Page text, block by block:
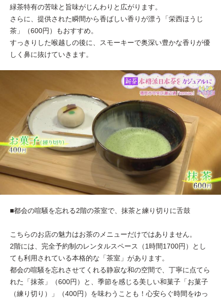
緑茶特有の苦味と旨味がじんわりと広がります。
さらに、提供された瞬間から香ばしい香りが漂う「栄西ほうじ
茶」（600円）もおすすめ。
すっきりした喉越しの後に、スモーキーで奥深い豊かな香りが優
しく鼻に抜けていきます。
■都会の喧騒を忘れる2階の茶室で、抹茶と練り切りに舌鼓
こちらのお店の魅力はお茶のメニューだけではありません。
2階には、完全予約制のレンタルスペース（1時間1700円）とし
ても利用されている本格的な「茶室」があります。
都会の喧騒を忘れさせてくれる静寂な和の空間で、丁寧に点てら
れた「抹茶」（600円）と、季節を感じる美しい和菓子「お菓子
（練り切り）」（400円）を味わうことも！心安らぐ時間をゆっ